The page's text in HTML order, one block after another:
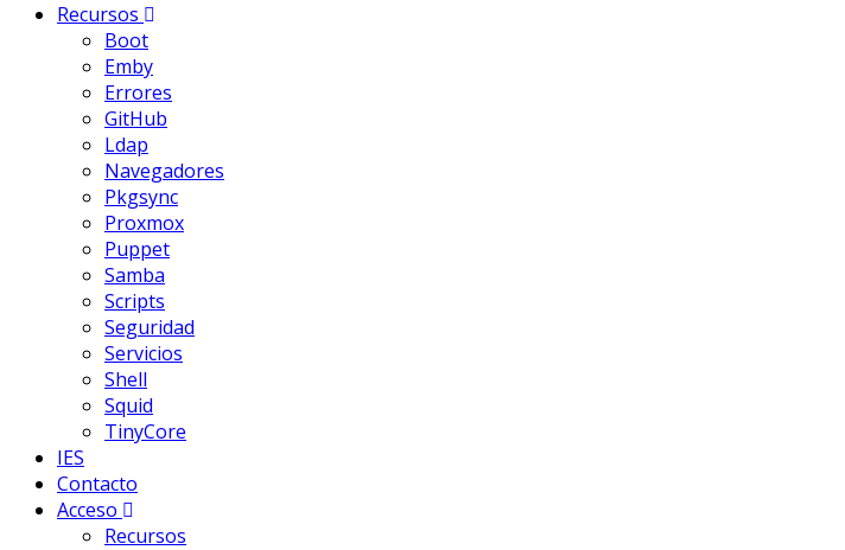
Recursos
Boot
Emby
Errores
GitHub
Ldap
Navegadores
Pkgsync
Proxmox
Puppet
Samba
Scripts
Seguridad
Servicios
Shell
Squid
TinyCore
IES
Contacto
Acceso
Recursos